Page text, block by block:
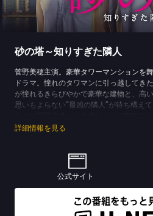
砂の塔～知りすぎた隣人
菅野美穂主演。豪華タワーマンションを
ドラマ。憧れのタワマンに引っ越してき
が憧れるきらびやかで豪華な建物と、高
思いもよらない“最凶の隣人”が待ち構え
を監視する不気味な隣人に松嶋菜々子が
詳細情報を見る
公式サイト